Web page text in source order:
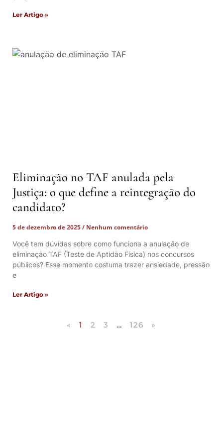
Ler Artigo »
Eliminação no TAF anulada pela
Justiça: o que define a reintegração do
candidato?
5 de dezembro de 2025
Nenhum comentário
Você tem dúvidas sobre como funciona a anulação de
eliminação TAF (Teste de Aptidão Física) nos concursos
públicos? Esse momento costuma trazer ansiedade, pressão
e
Ler Artigo »
« 1 2 3 … 126 »